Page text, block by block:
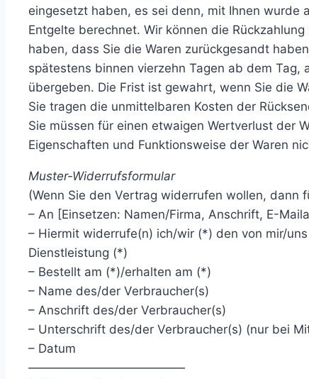
eingesetzt haben, es sei denn, mit Ihnen wurde
Entgelte berechnet. Wir können die
haben, dass Sie die Waren zurückgesandt
spätestens binnen vierzehn Tagen ab dem
übergeben. Die Frist ist gewahrt, wenn Sie die
Sie tragen die unmittelbaren Kosten der
Sie müssen für einen etwaigen Wertverlust der
Eigenschaften und Funktionsweise der Waren
Muster-Widerrufsformular
(Wenn Sie den Vertrag widerrufen wollen, dann
– An [Einsetzen: Namen/Firma, Anschrift, E-
– Hiermit widerrufe(n) ich/wir (*) den von mir/
Dienstleistung (*)
– Bestellt am (*)/erhalten am (*)
– Name des/der Verbraucher(s)
– Anschrift des/der Verbraucher(s)
– Unterschrift des/der Verbraucher(s) (nur bei
– Datum
—————————————